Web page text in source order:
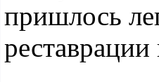
пришлось
реставрации